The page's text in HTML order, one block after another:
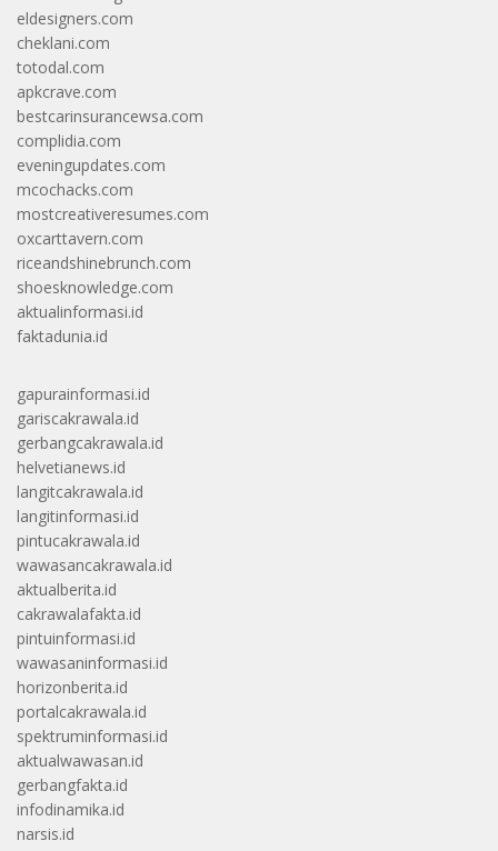
eldesigners.com
cheklani.com
totodal.com
apkcrave.com
bestcarinsurancewsa.com
complidia.com
eveningupdates.com
mcochacks.com
mostcreativeresumes.com
oxcarttavern.com
riceandshinebrunch.com
shoesknowledge.com
aktualinformasi.id
faktadunia.id
gapurainformasi.id
gariscakrawala.id
gerbangcakrawala.id
helvetianews.id
langitcakrawala.id
langitinformasi.id
pintucakrawala.id
wawasancakrawala.id
aktualberita.id
cakrawalafakta.id
pintuinformasi.id
wawasaninformasi.id
horizonberita.id
portalcakrawala.id
spektruminformasi.id
aktualwawasan.id
gerbangfakta.id
infodinamika.id
narsis.id